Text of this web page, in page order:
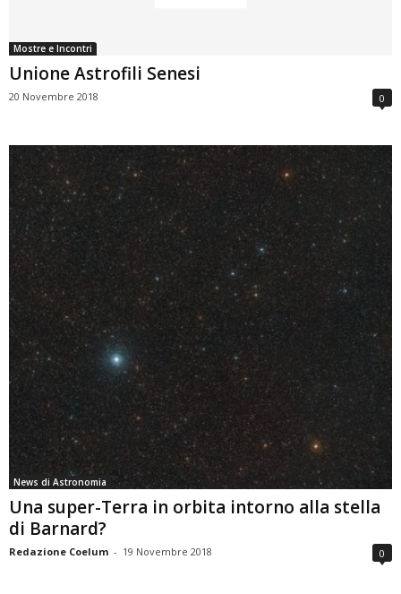
Mostre e Incontri
Unione Astrofili Senesi
20 Novembre 2018 0
News di Astronomia
Una super-Terra in orbita intorno alla stella
di Barnard?
Redazione Coelum - 19 Novembre 2018 0